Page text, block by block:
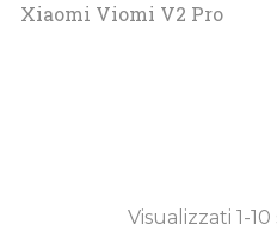
Xiaomi Viomi V2 Pro
Visualizzati 1-